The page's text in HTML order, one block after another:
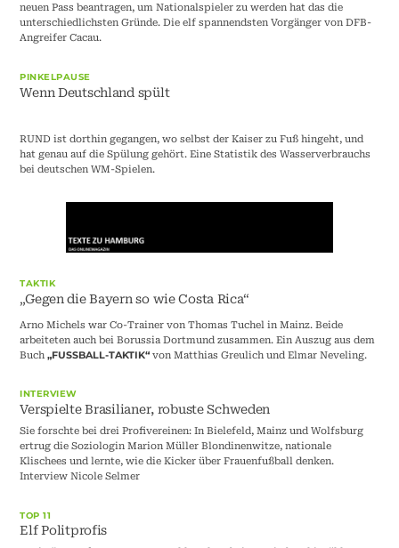
neuen Pass beantragen, um Nationalspieler zu werden hat das die
unterschiedlichsten Gründe. Die elf spannendsten Vorgänger von DFB-
Angreifer Cacau.
PINKELPAUSE
Wenn Deutschland spült
RUND ist dorthin gegangen, wo selbst der Kaiser zu Fuß hingeht, und
hat genau auf die Spülung gehört. Eine Statistik des Wasserverbrauchs
bei deutschen WM-Spielen.
TAKTIK
„Gegen die Bayern so wie Costa Rica“
Arno Michels war Co-Trainer von Thomas Tuchel in Mainz. Beide
arbeiteten auch bei Borussia Dortmund zusammen. Ein Auszug aus dem
Buch„FUSSBALL-TAKTIK“ von Matthias Greulich und Elmar Neveling.
INTERVIEW
Verspielte Brasilianer, robuste Schweden
Sie forschte bei drei Profivereinen: In Bielefeld, Mainz und Wolfsburg
ertrug die Soziologin Marion Müller Blondinenwitze, nationale
Klischees und lernte, wie die Kicker über Frauenfußball denken.
Interview Nicole Selmer
TOP 11
Elf Politprofis